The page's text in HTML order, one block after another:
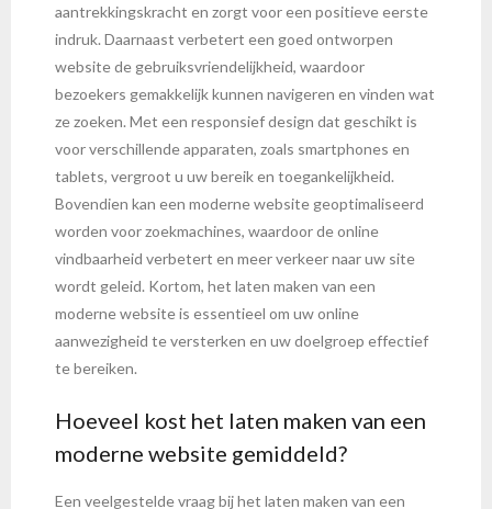
aantrekkingskracht en zorgt voor een positieve eerste
indruk. Daarnaast verbetert een goed ontworpen
website de gebruiksvriendelijkheid, waardoor
bezoekers gemakkelijk kunnen navigeren en vinden wat
ze zoeken. Met een responsief design dat geschikt is
voor verschillende apparaten, zoals smartphones en
tablets, vergroot u uw bereik en toegankelijkheid.
Bovendien kan een moderne website geoptimaliseerd
worden voor zoekmachines, waardoor de online
vindbaarheid verbetert en meer verkeer naar uw site
wordt geleid. Kortom, het laten maken van een
moderne website is essentieel om uw online
aanwezigheid te versterken en uw doelgroep effectief
te bereiken.
Hoeveel kost het laten maken van een
moderne website gemiddeld?
Een veelgestelde vraag bij het laten maken van een